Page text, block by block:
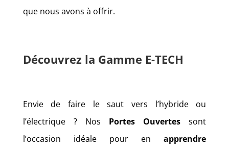
que nous avons à offrir.
Découvrez la Gamme E-TECH
Envie de faire le saut vers l’hybride ou
l’électrique ? Nos Portes Ouvertes sont
l’occasion idéale pour enapprendre